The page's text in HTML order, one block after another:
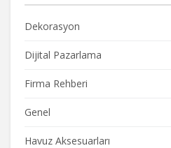
Dekorasyon
Dijital Pazarlama
Firma Rehberi
Genel
Havuz Aksesuarları